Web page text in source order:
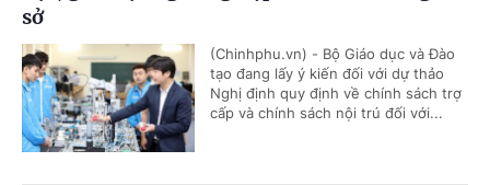
sở
(Chinhphu.vn) - Bộ Giáo dục và Đào
tạo đang lấy ý kiến đối với dự thảo
Nghị định quy định về chính sách trợ
cấp và chính sách nội trú đối với...